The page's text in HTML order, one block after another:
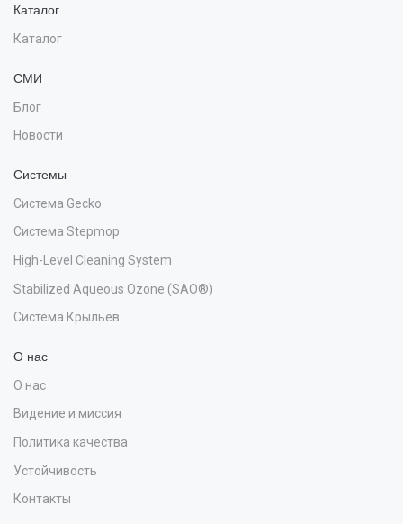
Каталог
Каталог
СМИ
Блог
Новости
Системы
Система Gecko
Система Stepmop
High-Level Cleaning System
Stabilized Aqueous Ozone (SAO®)
Система Крыльев
О нас
О нас
Видение и миссия
Политика качества
Устойчивость
Контакты